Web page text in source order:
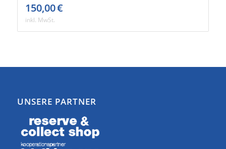
150,00€
inkl. MwSt.
UNSERE PARTNER